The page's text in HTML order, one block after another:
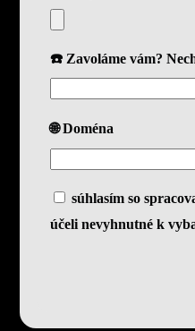
☎️ Zavoláme vám?
🌐 Doména
súhlasím so
účeli nevyhnutné k